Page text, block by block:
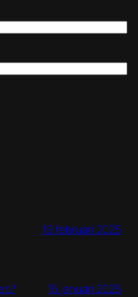
19 februari 2025
15 januari 2025